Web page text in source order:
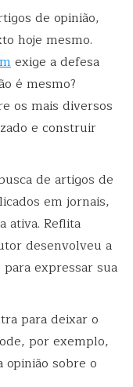
de opinião,
hoje mesmo.
exige a defesa
é mesmo?
os mais diversos
e construir
de artigos de
em jornais,
ativa. Reflita
desenvolveu a
expressar sua
para deixar o
por exemplo,
sobre o